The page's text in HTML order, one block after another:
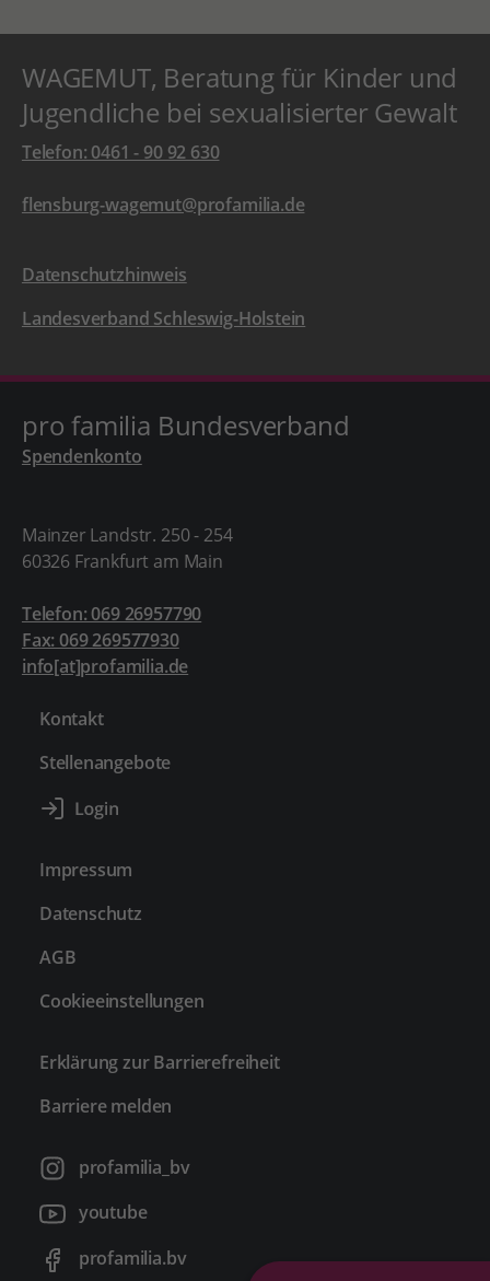
WAGEMUT, Beratung für Kinder und
Jugendliche bei sexualisierter Gewalt
Telefon: 0461 - 90 92 630
flensburg-wagemut@profamilia.de
Datenschutzhinweis
Landesverband Schleswig-Holstein
pro familia Bundesverband
Spendenkonto
Mainzer Landstr. 250 - 254
60326 Frankfurt am Main
Telefon: 069 26957790
Fax: 069 269577930
info[at]profamilia.de
Kontakt
Stellenangebote
Impressum
Datenschutz
AGB
Cookieeinstellungen
Erklärung zur Barrierefreiheit
Barriere melden
profamilia_bv
youtube
profamilia.bv